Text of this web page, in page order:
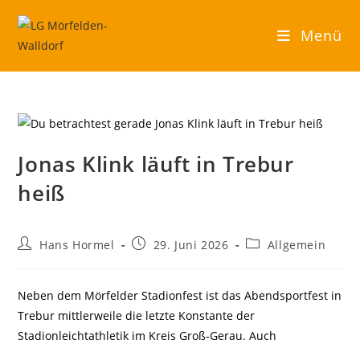
Inhalt
springen
Menü
Jonas Klink läuft in Trebur
heiß
Beitrags-
Hans Hormel
Beitrag29. Juni 2026
Beitrags-
Allgemein
Neben dem Mörfelder Stadionfest ist das Abendsportfest in
Trebur mittlerweile die letzte Konstante der
Stadionleichtathletik im Kreis Groß-Gerau. Auch